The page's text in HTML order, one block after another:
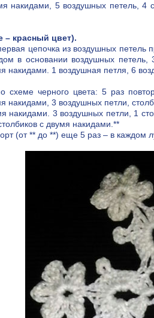
накидами, 5 воздушных петель,
– красный цвет).
цепочка из воздушных петель
в основании воздушных
накидами. 1 воздушная петля, 6
схеме черного цвета: 5 раз
накидами, 3 воздушных петли,
накидами. 3 воздушных петли, 1
с двумя накидами.**
(от ** до **) еще 5 раз – в каждом